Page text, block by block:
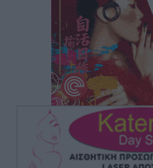
Τα Γλυπτά του
Τραμπ
Δημο-Κρίσεις• πριν 7 ώρες
Το στενό της Κρεμαστής
θαυμάτων της αναμονής
Δημο-Κρίσεις πριν 7 ώρες
ΣΕΤΕ: Σημαντική